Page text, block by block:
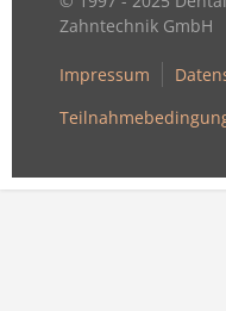
Zahntechnik GmbH
Impressum